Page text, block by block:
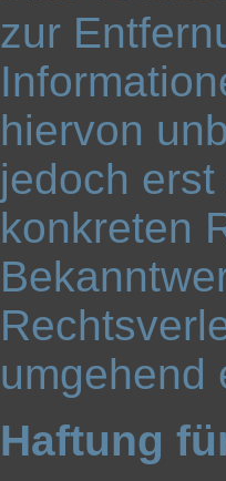
zur
hiervon
jedoch
konkreten
umgehend
Haftung